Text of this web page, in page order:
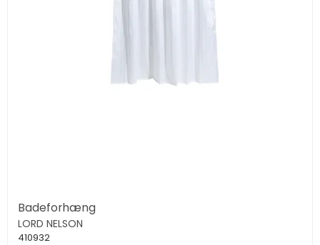
Badeforhæng
LORD NELSON
410932